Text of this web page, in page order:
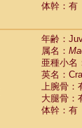
体幹：有
年齢：
属名：
亜種小名
英名：
上腕骨：
大腿骨：
体幹：有